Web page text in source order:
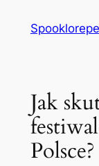
Jak
Polsce?